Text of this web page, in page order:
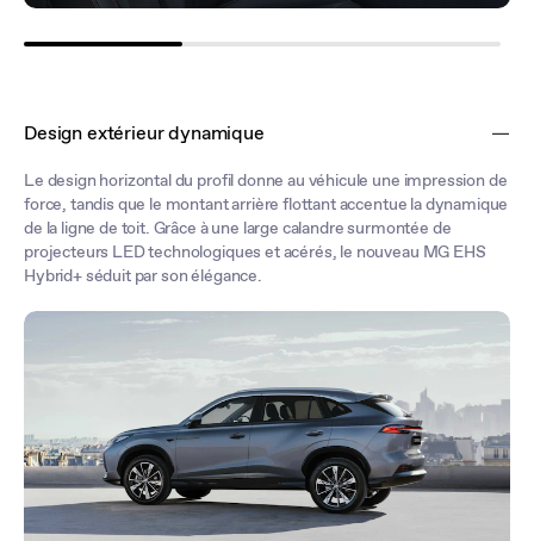
Design extérieur dynamique
Le design horizontal du profil donne au véhicule une impression de
force, tandis que le montant arrière flottant accentue la dynamique
de la ligne de toit. Grâce à une large calandre surmontée de
projecteurs LED technologiques et acérés, le nouveau MG EHS
Hybrid+ séduit par son élégance.